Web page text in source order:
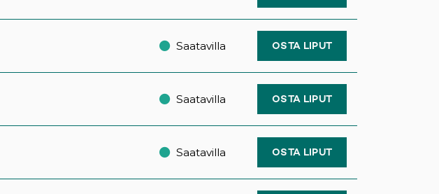
Saatavilla OSTA LIPUT
Saatavilla OSTA LIPUT
Saatavilla OSTA LIPUT